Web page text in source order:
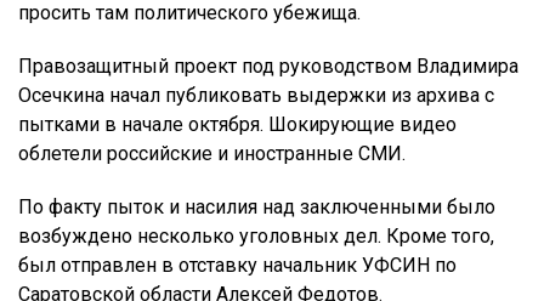
просить там политического убежища.
Правозащитный проект под руководством Владимира
Осечкина начал публиковать выдержки из архива с
пытками в начале октября. Шокирующие видео
облетели российские и иностранные СМИ.
По факту пыток и насилия над заключенными было
возбуждено несколько уголовных дел. Кроме того,
был отправлен в отставку начальник УФСИН по
Саратовской области Алексей Федотов.